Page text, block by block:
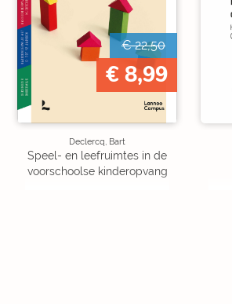
€ 22,50
€ 8,99
Declercq, Bart
Speel- en leefruimtes in de
voorschoolse kinderopvang